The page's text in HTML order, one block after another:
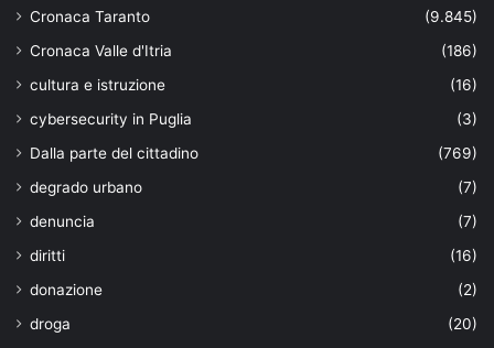
Cronaca Taranto
(9.845)
Cronaca Valle d'Itria
(186)
cultura e istruzione
(16)
cybersecurity in Puglia
(3)
Dalla parte del cittadino
(769)
degrado urbano
(7)
denuncia
(7)
diritti
(16)
donazione
(2)
droga
(20)